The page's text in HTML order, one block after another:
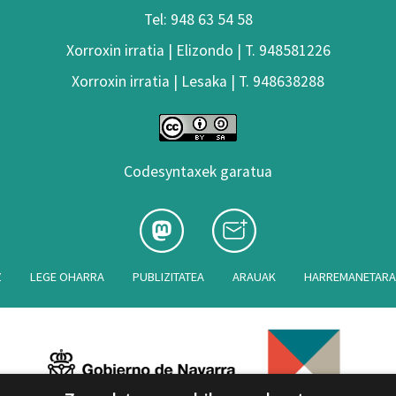
Tel: 948 63 54 58
Xorroxin irratia | Elizondo | T. 948581226
Xorroxin irratia | Lesaka | T. 948638288
Codesyntaxek garatua
LEGE OHARRA PUBLIZITATEA ARAUAK